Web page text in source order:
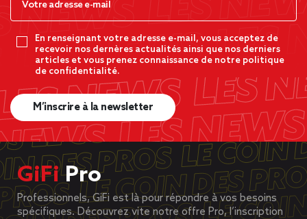
En renseignant votre adresse e-mail, vous acceptez de
recevoir nos dernères actualités ainsi que nos derniers
articles et vous prenez connaissance de notre politique
de confidentialité.
M’inscrire à la newsletter
GiFiPro
Professionnels, GiFi est là pour répondre à vos besoins
spécifiques. Découvrez vite notre offre Pro, l’inscription